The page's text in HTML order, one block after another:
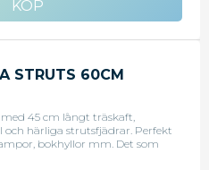
STRUTS 60CM
45 cm långt träskaft,
härliga strutsfjädrar. Perfekt
bokhyllor mm. Det som